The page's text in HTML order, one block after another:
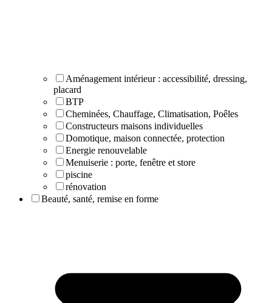
Aménagement intérieur : accessibilité, dressing,
placard
BTP
Cheminées, Chauffage, Climatisation, Poêles
Constructeurs maisons individuelles
Domotique, maison connectée, protection
Energie renouvelable
Menuiserie : porte, fenêtre et store
piscine
rénovation
Beauté, santé, remise en forme